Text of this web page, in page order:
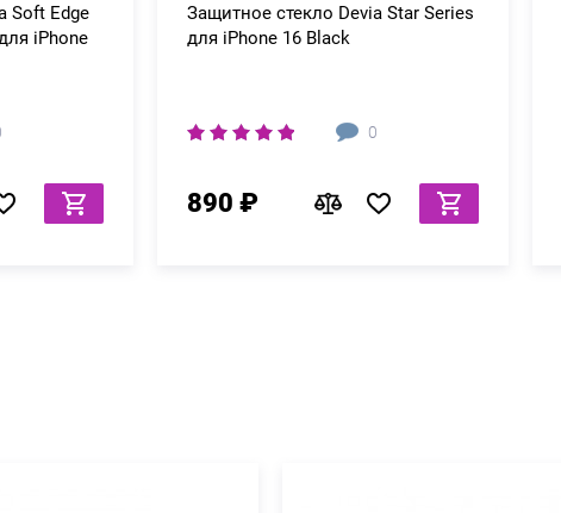
Soft Edge
iPhone
Защитное стекло Devia Star Series
для iPhone 16 Black
0
890 ₽